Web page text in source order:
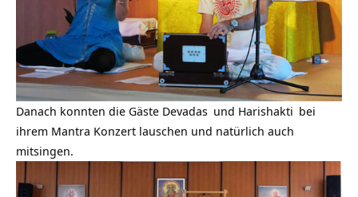
Danach konnten die Gäste Devadas und Harishakti bei
ihrem Mantra Konzert lauschen und natürlich auch
mitsingen.